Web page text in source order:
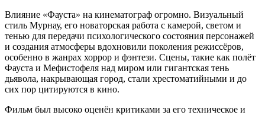
Влияние «Фауста» на кинематограф огромно. Визуальный
стиль Мурнау, его новаторская работа с камерой, светом и
тенью для передачи психологического состояния персонажей
и создания атмосферы вдохновили поколения режиссёров,
особенно в жанрах хоррор и фэнтези. Сцены, такие как полёт
Фауста и Мефистофеля над миром или гигантская тень
дьявола, накрывающая город, стали хрестоматийными и до
сих пор цитируются в кино.
Фильм был высоко оценён критиками за его техническое и